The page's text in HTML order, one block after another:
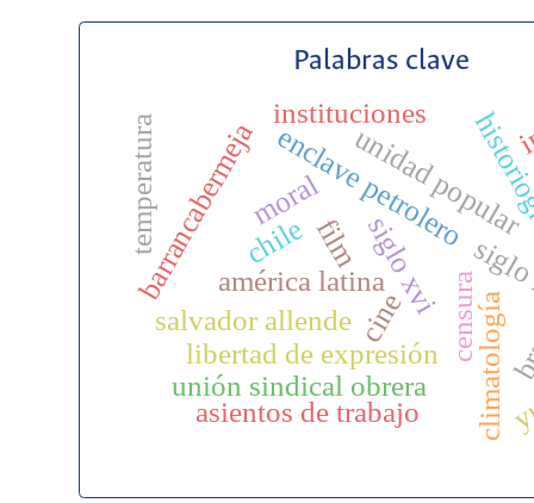
Palabras clave
américa latina censura
cine
film
chile
salvador allende
unidad popular
libertad de expresión
barrancabermejaenclave petrolero
moral
unión sindical obrera
asientos de trabajo
siglo xvi
climatología
instituciones
temperatura